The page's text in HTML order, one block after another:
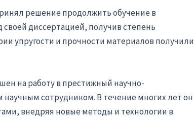
решение продолжить обучение в
своей диссертацией, получив степень
упругости и прочности материалов получили
на работу в престижный научно-
сотрудником. В течение многих лет он
внедряя новые методы и технологии в